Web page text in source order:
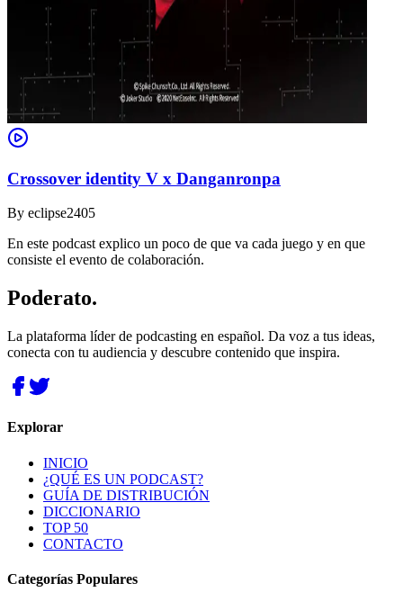
Crossover identity V x Danganronpa
By eclipse2405
En este podcast explico un poco de que va cada juego y en que
consiste el evento de colaboración.
Poderato.
La plataforma líder de podcasting en español. Da voz a tus ideas,
conecta con tu audiencia y descubre contenido que inspira.
Explorar
INICIO
¿QUÉ ES UN PODCAST?
GUÍA DE DISTRIBUCIÓN
DICCIONARIO
TOP 50
CONTACTO
Categorías Populares